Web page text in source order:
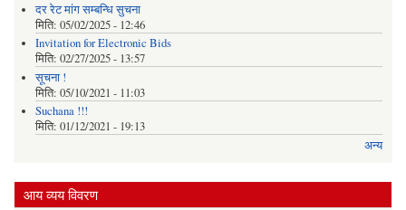
दर रेट मांग सम्बन्धि सुचना
मिति: 05/02/2025 - 12:46
Invitation for Electronic Bids
मिति: 02/27/2025 - 13:57
सूचना !
मिति: 05/10/2021 - 11:03
Suchana !!!
मिति: 01/12/2021 - 19:13
अन्य
आय व्यय विवरण